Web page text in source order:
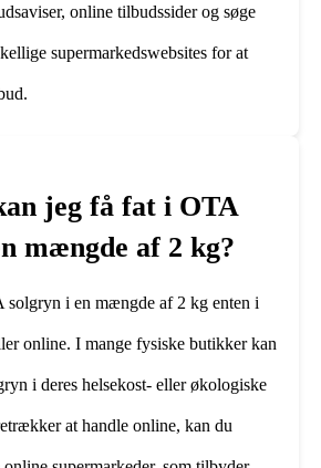
online tilbudssider og søge
supermarkedswebsites for at
jeg få fat i OTA
mængde af 2 kg?
solgryn i en mængde af 2 kg enten i
online. I mange fysiske butikker kan
i deres helsekost- eller økologiske
at handle online, kan du